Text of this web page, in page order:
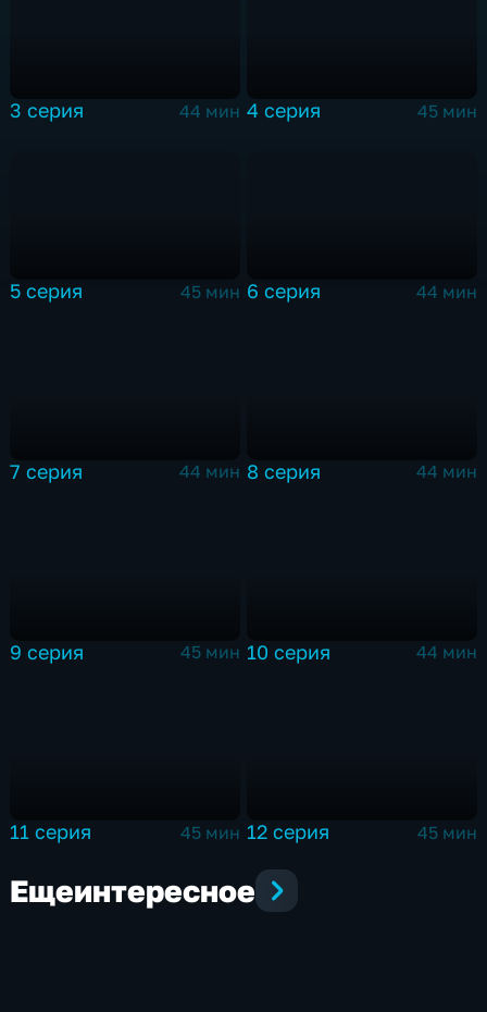
3 серия 44 мин 4 серия 45 мин
5 серия 45 мин 6 серия 44 мин
7 серия 44 мин 8 серия 44 мин
9 серия 45 мин 10 серия 44 мин
11 серия 45 мин 12 серия 45 мин
Ещеинтересное